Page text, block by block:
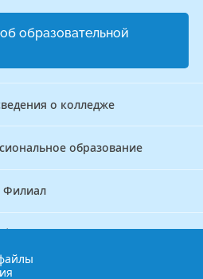
образовательной
о колледже
образование
Филиал
образование